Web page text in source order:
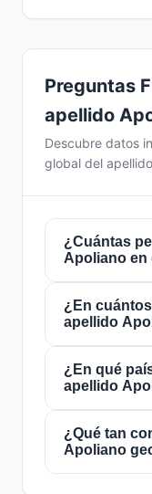
Preguntas
apellido
Descubre datos
global del
¿Cuántas
Apoliano en
Actualmente
personascon
mundo. Esto
de cada
lleva este
países, lo
¿En
apellido
El apellido
de todo el
apellido de
múltiples
migración y
siglos.
¿En qué
apellido
El apellido
donde lo
personas.
¿Qué tan
Apoliano